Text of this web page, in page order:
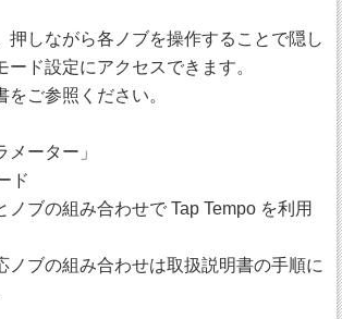
押しながら各ノブを操作することで隠し
ード設定にアクセスできます。
をご参照ください。
メーター」
ド
ノブの組み合わせで Tap Tempo を利用
ノブの組み合わせは取扱説明書の手順に